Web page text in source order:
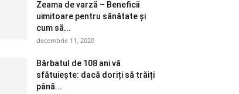
Zeama de varză – Beneficii
uimitoare pentru sănătate și
cum să...
decembrie 11, 2020
Bărbatul de 108 ani vă
sfătuiește: dacă doriți să trăiți
până...